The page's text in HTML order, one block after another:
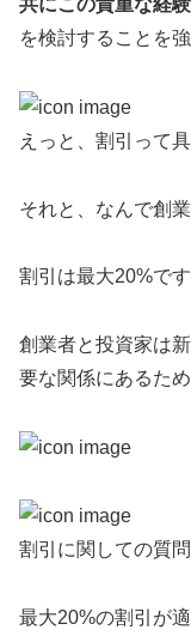
共にこの貴重な経
を検討することを
えっと、割引って
それと、なんで創
割引は最大20%です
創業者と投資家は
要な関係にあるた
割引に関しての質
最大20%の割引が